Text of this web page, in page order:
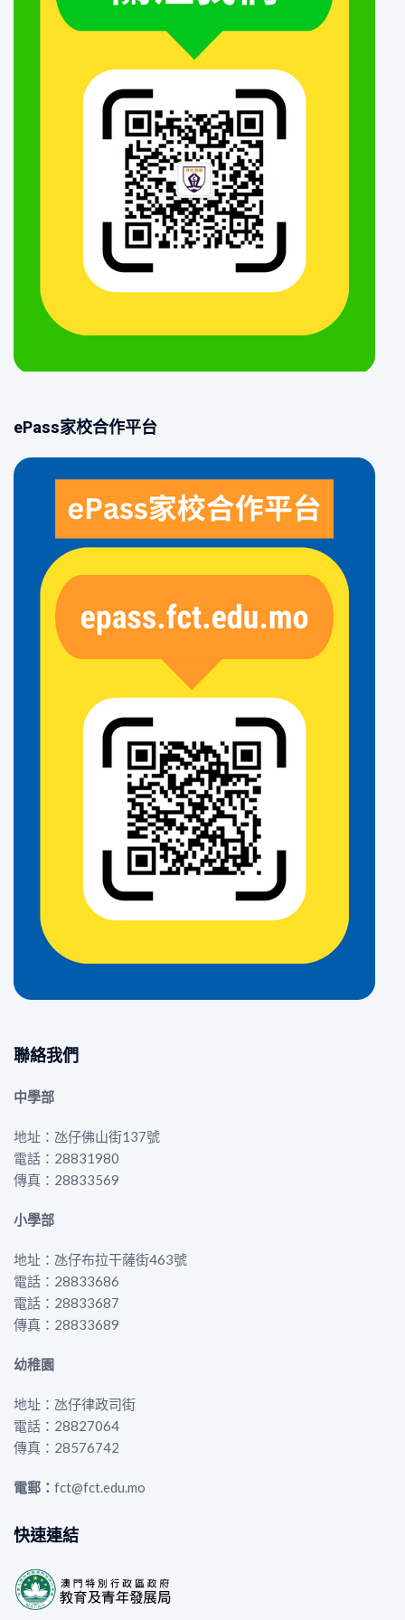
ePass家校合作平台
聯絡我們
中學部
地址：氹仔佛山街137號
電話：28831980
傳真：28833569
小學部
地址：氹仔布拉干薩街463號
電話：28833686
電話：28833687
傳真：28833689
幼稚園
地址：氹仔律政司街
電話：28827064
傳真：28576742
電郵： fct@fct.edu.mo
快速連結